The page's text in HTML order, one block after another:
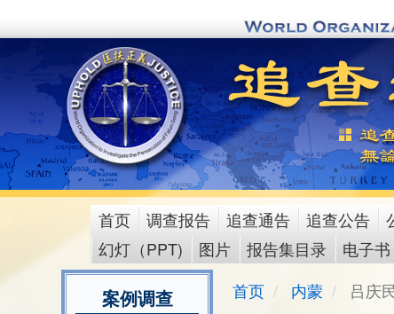
to
content
main
menu
首页 调查报告 追查通告 追查公告
幻灯（PPT)
图片 报告集目录 电子书
案例调查 首页 内蒙 吕庆